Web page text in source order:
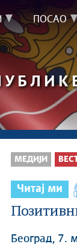
ПОСАО
МЕДИЈИ
Читај ми
Београд, 7.